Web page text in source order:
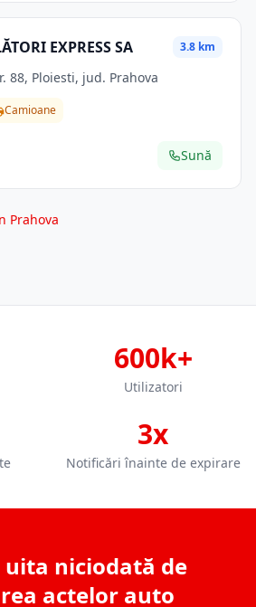
EXPRESS SA 3.8 km
88, Ploiesti, jud. Prahova
Camioane
Sună
Prahova
600k+
Utilizatori
3x
Notificări înainte de expirare
niciodată de
actelor auto